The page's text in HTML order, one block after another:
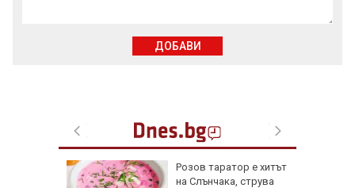
Розов таратор е хитът
на Слънчака, струва
ДОБАВИ